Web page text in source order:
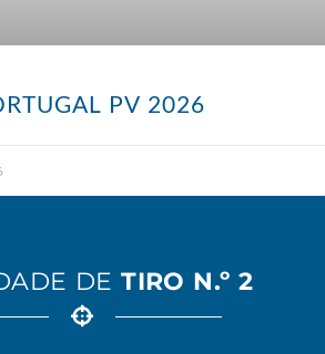
PV 2026
DE TIRO N.º 2